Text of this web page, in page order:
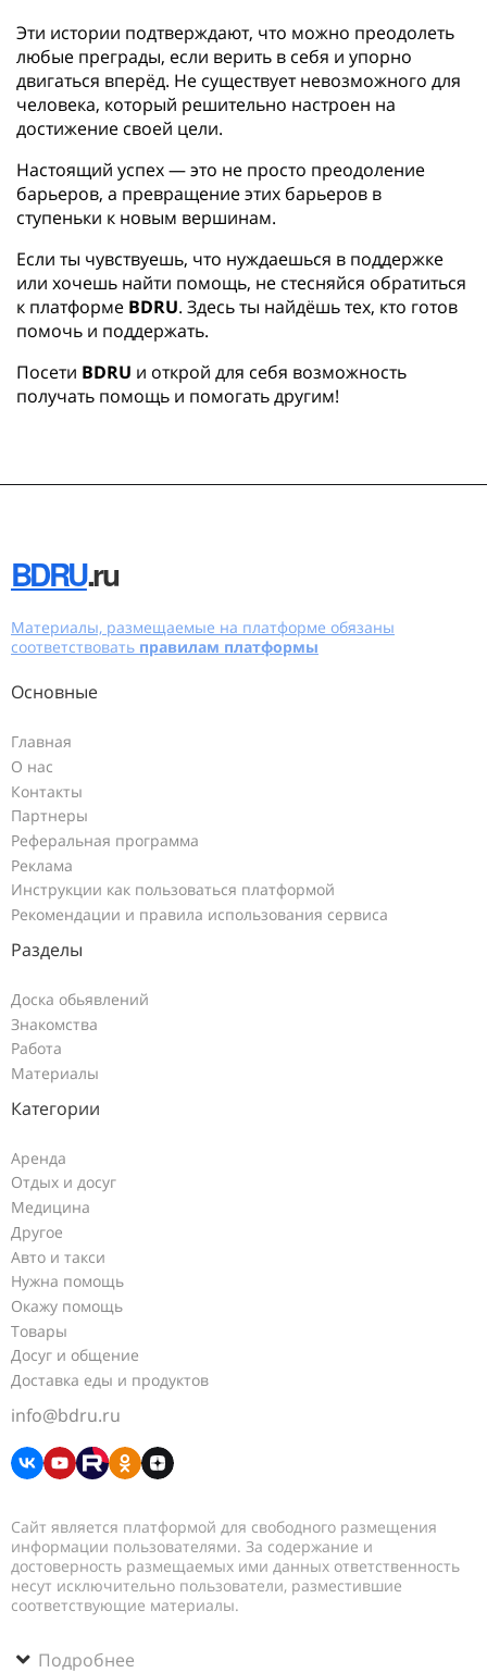
Эти истории подтверждают, что можно преодолеть
любые преграды, если верить в себя и упорно
двигаться вперёд. Не существует невозможного для
человека, который решительно настроен на
достижение своей цели.
Настоящий успех — это не просто преодоление
барьеров, а превращение этих барьеров в
ступеньки к новым вершинам.
Если ты чувствуешь, что нуждаешься в поддержке
или хочешь найти помощь, не стесняйся обратиться
к платформе BDRU. Здесь ты найдёшь тех, кто готов
помочь и поддержать.
Посети BDRU и открой для себя возможность
получать помощь и помогать другим!
BDRU.ru
Материалы, размещаемые на платформе обязаны
соответствовать правилам платформы
Основные
Главная
О нас
Контакты
Партнеры
Реферальная программа
Реклама
Инструкции как пользоваться платформой
Рекомендации и правила использования сервиса
Разделы
Доска обьявлений
Знакомства
Работа
Материалы
Категории
Аренда
Отдых и досуг
Медицина
Другое
Авто и такси
Нужна помощь
Окажу помощь
Товары
Досуг и общение
Доставка еды и продуктов
info@bdru.ru
Сайт является платформой для свободного размещения
информации пользователями. За содержание и
достоверность размещаемых ими данных ответственность
несут исключительно пользователи, разместившие
соответствующие материалы.
Подробнее